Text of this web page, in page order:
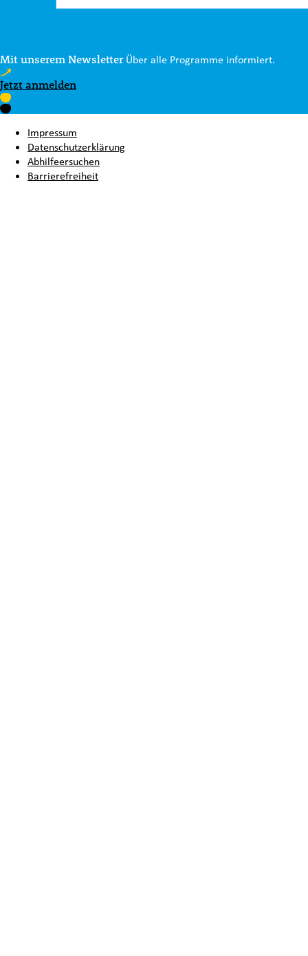
Mit unserem Newsletter Über alle Programme informiert.
Jetzt anmelden
Impressum
Datenschutzerklärung
Abhilfeersuchen
Barrierefreiheit